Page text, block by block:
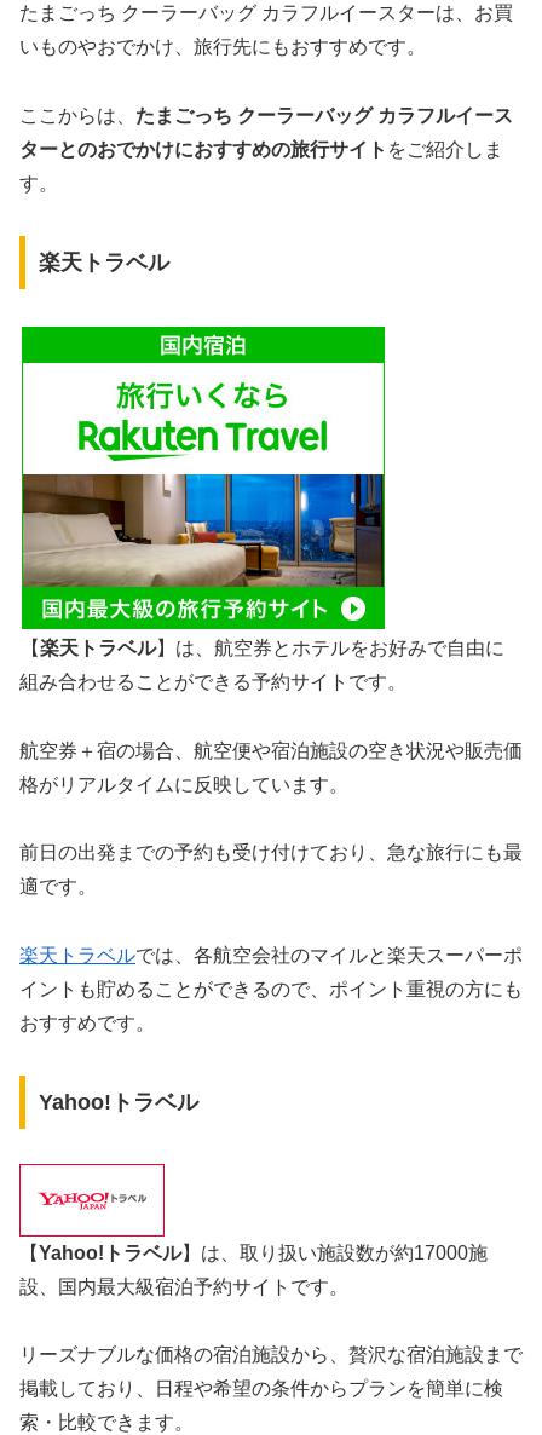
たまごっち クーラーバッグ カラフルイースターは、お買
いものやおでかけ、旅行先にもおすすめです。
ここからは、 たまごっち クーラーバッグ カラフルイース
ターとのおでかけにおすすめの旅行サイト をご紹介しま
す。
楽天トラベル
【楽天トラベル】は、航空券とホテルをお好みで自由に
組み合わせることができる予約サイトです。
航空券＋宿の場合、航空便や宿泊施設の空き状況や販売価
格がリアルタイムに反映しています。
前日の出発までの予約も受け付けており、急な旅行にも最
適です。
楽天トラベルでは、各航空会社のマイルと楽天スーパーポ
イントも貯めることができるので、ポイント重視の方にも
おすすめです。
Yahoo!トラベル
【Yahoo!トラベル】は、取り扱い施設数が約17000施
設、国内最大級宿泊予約サイトです。
リーズナブルな価格の宿泊施設から、贅沢な宿泊施設まで
掲載しており、日程や希望の条件からプランを簡単に検
索・比較できます。